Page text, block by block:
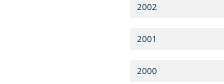
2002
2001
2000